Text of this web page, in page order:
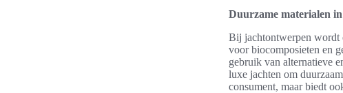
Duurzame materialen
Bij jachtontwerpen wordt
voor biocomposieten en
gebruik van alternatieve
luxe jachten om
consument, maar biedt